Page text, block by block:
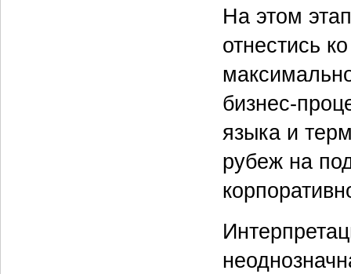
На этом
отнестись
бизнес-
языка и
рубеж на